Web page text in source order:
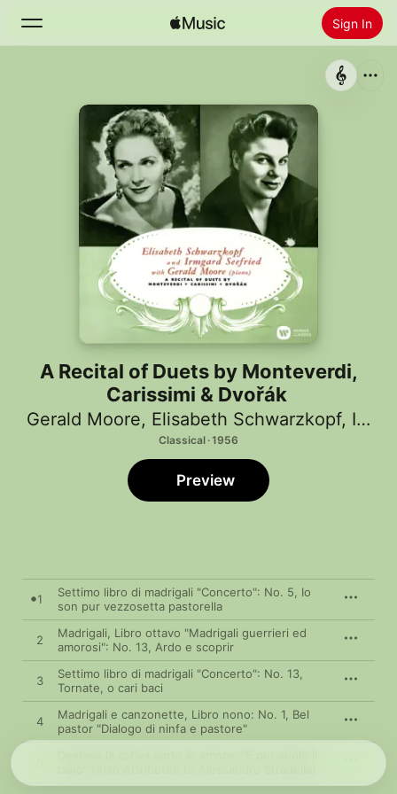
Sign In
Radio
Install Apple Music
A Recital of Duets by Monteverdi,
Carissimi & Dvořák
Gerald Moore, Elisabeth Schwarzkopf, Irmgard Seefried
Classical · 1956
Preview
1
Settimo libro di madrigali "Concerto": No. 5, Io
son pur vezzosetta pastorella
2
Madrigali, Libro ottavo "Madrigali guerrieri ed
amorosi": No. 13, Ardo e scoprir
3
Settimo libro di madrigali "Concerto": No. 13,
Tornate, o cari baci
4
Madrigali e canzonette, Libro nono: No. 1, Bel
pastor "Dialogo di ninfa e pastore"